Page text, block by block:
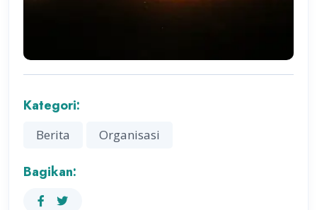
Kategori:
Berita Organisasi
Bagikan: